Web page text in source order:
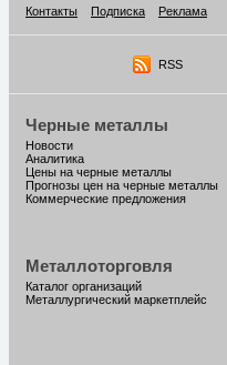
Контакты
Подписка Реклама
RSS
Черные металлы
Новости
Аналитика
Цены на черные металлы
Прогнозы цен на черные металлы
Коммерческие предложения
Металлоторговля
Каталог организаций
Металлургический маркетплейс